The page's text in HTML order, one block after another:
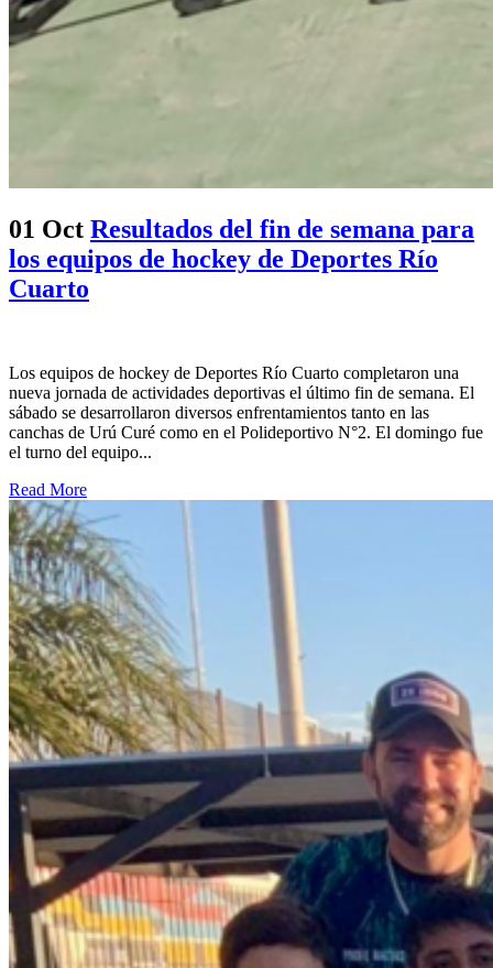
01 Oct Resultados del fin de semana para
los equipos de hockey de Deportes Río
Cuarto
Los equipos de hockey de Deportes Río Cuarto completaron una
nueva jornada de actividades deportivas el último fin de semana. El
sábado se desarrollaron diversos enfrentamientos tanto en las
canchas de Urú Curé como en el Polideportivo N°2. El domingo fue
el turno del equipo...
Read More